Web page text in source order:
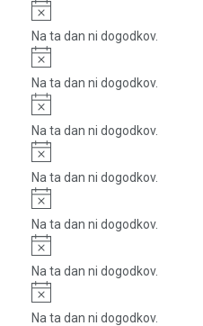
Notice
Na ta dan ni dogodkov.
Notice
Na ta dan ni dogodkov.
Notice
Na ta dan ni dogodkov.
Notice
Na ta dan ni dogodkov.
Notice
Na ta dan ni dogodkov.
Notice
Na ta dan ni dogodkov.
Notice
Na ta dan ni dogodkov.